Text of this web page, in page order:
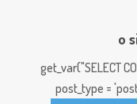
o
get_var("SELECT
post_type =